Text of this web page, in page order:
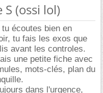
S (ossi lol)
écoutes bien en
tu fais les exos que
avant les controles.
une petite fiche avec
mots-clés, plan du
dans l'urgence,